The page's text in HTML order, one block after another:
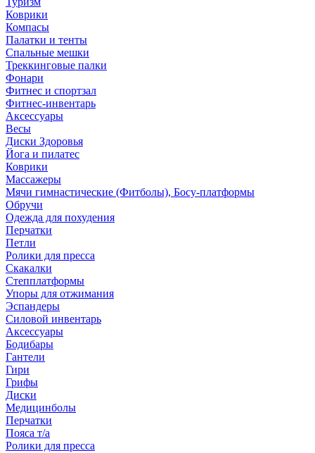
Коврики
Компасы
Палатки и тенты
Спальные мешки
Треккинговые палки
Фонари
Фитнес и спортзал
Фитнес-инвентарь
Аксессуары
Весы
Диски Здоровья
Йога и пилатес
Коврики
Массажеры
Мячи гимнастические (Фитболы), Босу-платформы
Обручи
Одежда для похудения
Перчатки
Петли
Ролики для пресса
Скакалки
Степплатформы
Упоры для отжимания
Эспандеры
Силовой инвентарь
Аксессуары
Бодибары
Гантели
Гири
Грифы
Диски
Медицинболы
Перчатки
Пояса т/а
Ролики для пресса